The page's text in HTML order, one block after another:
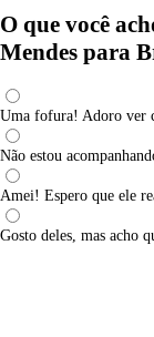
O que você
Mendes para
Uma fofura! Adoro ver
Não estou
Amei! Espero que ele
Gosto deles, mas acho